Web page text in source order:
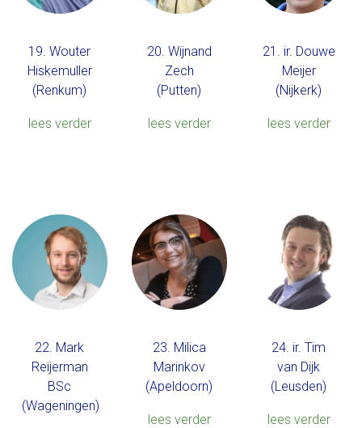
19. Wouter
Hiskemuller
(Renkum)
lees verder
20. Wijnand
Zech
(Putten)
lees verder
21. ir. Douwe
Meijer
(Nijkerk)
lees verder
22. Mark
Reijerman
BSc
(Wageningen)
23. Milica
Marinkov
(Apeldoorn)
lees verder
24. ir. Tim
van Dijk
(Leusden)
lees verder